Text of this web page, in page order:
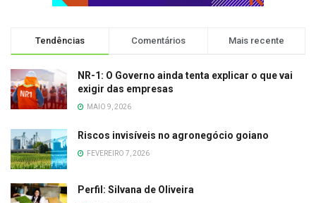
Tendências Comentários Mais recente
NR-1: O Governo ainda tenta explicar o que vai
exigir das empresas
MAIO 9, 2026
Riscos invisíveis no agronegócio goiano
FEVEREIRO 7, 2026
Perfil: Silvana de Oliveira